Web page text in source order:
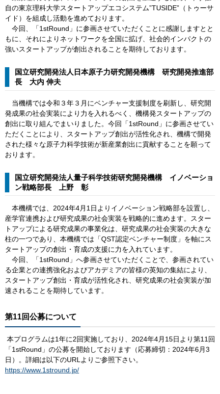
自の東京理科大学スタートアップエコシステム”TUSIDE”（トゥーサ
イド）を組成し活動を進めております。
今回、「1stRound」に参画させていただくことに感謝しますとと
もに、それによりネットワークを全国に拡げ、社会的インパクトの
強いスタートアップが創出されることを期待しております。
国立研究開発法人日本原子力研究開発機構 研究開発推進部
長 大内 伸夫
​当機構では令和３年３月にベンチャー支援制度を刷新し、研究開
発成果の社会実装により力を入れるべく、機構発スタートアップの
創出に取り組んでまいりました。今回「1stRound」に参画させてい
ただくことにより、スタートアップ創出が活性化され、機構で開発
された様々な原子力科学技術が新産業創出に貢献することを願って
おります。
国立研究開発法人量子科学技術研究開発機構 イノベーショ
ン戦略部長 上野 彰
本機構では、2024年4月1日よりイノベーション戦略部を設置し、
産学官連携および研究成果の社会実装を戦略的に進めます。スター
トアップによる研究成果の事業化は、研究成果の社会実装の大きな
柱の一つであり、本機構では「QST認定ベンチャー制度」を軸にス
タートアップの創出・育成の支援に力を入れています。
今回、「1stRound」へ参画させていただくことで、参画されてい
る企業との連携強化およびアカデミアの皆様の英知の集結により、
スタートアップ創出・育成が活性化され、研究成果の社会実装が加
速されることを期待しています。​
第11回公募について
​ 本プログラムは1年に2回実施しており、2024年4月15日より第11回
「1stRound」の公募を開始しております（応募締切：2024年6月3
日）。詳細は以下のURLよりご参照下さい。
https://www.1stround.jp/